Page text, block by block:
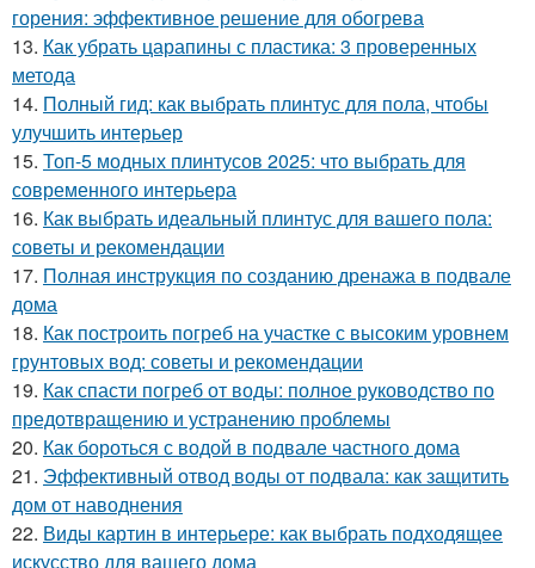
горения: эффективное решение для обогрева
13. Как убрать царапины с пластика: 3 проверенных
метода
14. Полный гид: как выбрать плинтус для пола, чтобы
улучшить интерьер
15. Топ-5 модных плинтусов 2025: что выбрать для
современного интерьера
16. Как выбрать идеальный плинтус для вашего пола:
советы и рекомендации
17. Полная инструкция по созданию дренажа в подвале
дома
18. Как построить погреб на участке с высоким уровнем
грунтовых вод: советы и рекомендации
19. Как спасти погреб от воды: полное руководство по
предотвращению и устранению проблемы
20. Как бороться с водой в подвале частного дома
21. Эффективный отвод воды от подвала: как защитить
дом от наводнения
22. Виды картин в интерьере: как выбрать подходящее
искусство для вашего дома